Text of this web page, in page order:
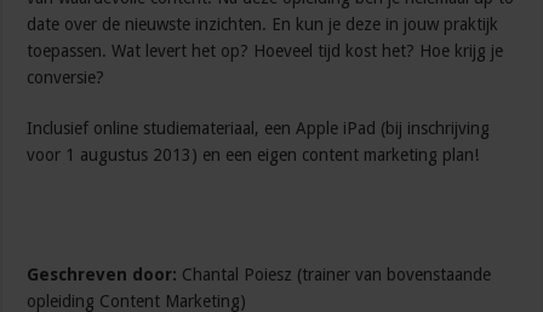
date over de nieuwste inzichten. En kun je deze in jouw praktijk
toepassen. Wat levert het op? Hoeveel tijd kost het? Hoe krijg je
conversie?
Inclusief online studiemateriaal, een Apple iPad (bij inschrijving
voor 1 augustus 2013) en een eigen content marketing plan!
Geschreven door: Chantal Poiesz (trainer van bovenstaande
opleiding Content Marketing)